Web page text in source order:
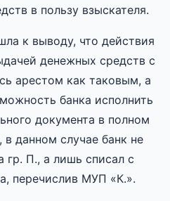
в пользу взыскателя.
к выводу, что действия
денежных средств с
арестом как таковым, а
банка исполнить
документа в полном
данном случае банк не
гр. П., а лишь списал с
перечислив МУП «К.».